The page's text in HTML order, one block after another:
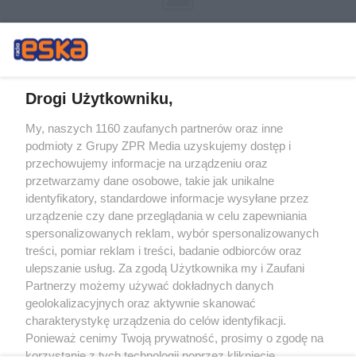
Żaden utwór zamieszczony w serwisie nie może być powielany i
rozpowszechniany lub dalej rozpowszechniany w jakikolwiek sposób (w
tym także elektroniczny lub mechaniczny) na jakimkolwiek polu
eksploatacji w jakiejkolwiek formie, włącznie z umieszczaniem w Internecie
bez pisemnej zgody właściciela praw. Jakiekolwiek użycie lub
wykorzystanie utworów w całości lub w części z naruszeniem prawa, tzn.
bez właściwej zgody, jest zabronione pod groźbą kary i może być ścigane
prawnie.
O nas
Drogi Użytkowniku,
My, naszych 1160 zaufanych partnerów oraz inne
podmioty z Grupy ZPR Media uzyskujemy dostęp i
przechowujemy informacje na urządzeniu oraz
przetwarzamy dane osobowe, takie jak unikalne
identyfikatory, standardowe informacje wysyłane przez
urządzenie czy dane przeglądania w celu zapewniania
spersonalizowanych reklam, wybór spersonalizowanych
treści, pomiar reklam i treści, badanie odbiorców oraz
ulepszanie usług. Za zgodą Użytkownika my i Zaufani
Partnerzy możemy używać dokładnych danych
geolokalizacyjnych oraz aktywnie skanować
charakterystykę urządzenia do celów identyfikacji.
Ponieważ cenimy Twoją prywatność, prosimy o zgodę na
korzystanie z tych technologii poprzez kliknięcie